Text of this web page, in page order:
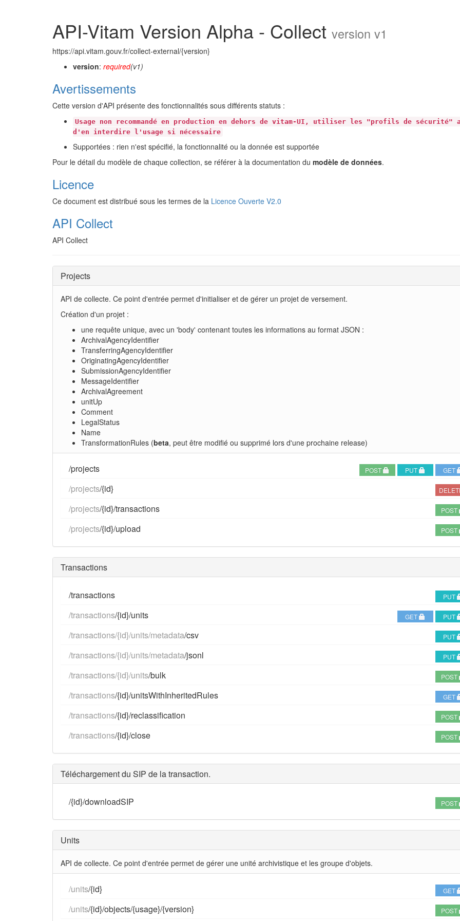
API-Vitam Version Alpha - Collect version v1
https://api.vitam.gouv.fr/collect-external/{version}
version: required(v1)
Avertissements
Cette version d'API présente des fonctionnalités sous différents statuts :
Usage non recommandé en production en dehors de vitam-UI, utiliser les "profils de sécurité"
d'en interdire l'usage si nécessaire
Supportées : rien n'est spécifié, la fonctionnalité ou la donnée est supportée
Pour le détail du modèle de chaque collection, se référer à la documentation du modèle de données.
Licence
Ce document est distribué sous les termes de la Licence Ouverte V2.0
API Collect
API Collect
Projects
API de collecte. Ce point d'entrée permet d'initialiser et de gérer un projet de versement.
Création d'un projet :
une requête unique, avec un 'body' contenant toutes les informations au format JSON :
ArchivalAgencyIdentifier
TransferringAgencyIdentifier
OriginatingAgencyIdentifier
SubmissionAgencyIdentifier
MessageIdentifier
ArchivalAgreement
unitUp
Comment
LegalStatus
Name
TransformationRules (beta, peut être modifié ou supprimé lors d'une prochaine release)
/projects POST PUT GET
/projects/{id}
/projects/{id}/transactions POST
/projects/{id}/upload POST
Transactions
/transactions PUT
/transactions/{id}/units GET PUT
/transactions/{id}/units/metadata/csv PUT
/transactions/{id}/units/metadata/jsonl PUT
/transactions/{id}/units/bulk POST
/transactions/{id}/unitsWithInheritedRules GET
/transactions/{id}/reclassification POST
/transactions/{id}/close POST
Téléchargement du SIP de la transaction.
/{id}/downloadSIP POST
Units
API de collecte. Ce point d'entrée permet de gérer une unité archivistique et les groupe d'objets.
/units/{id} GET
/units/{id}/objects/{usage}/{version} POST